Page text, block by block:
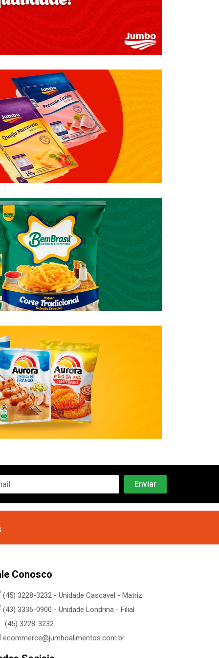
Conosco
(45) 3228-3232 - Unidade Cascavel - Matriz
(43) 3336-0900 - Unidade Londrina - Filial
(45) 3228-3232
ecommerce@jumboalimentos.com.br